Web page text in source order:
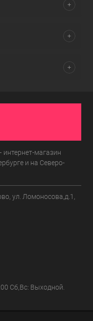
магазин
и на Северо-
ул. Ломоносова,д.1,
Сб,Вс: Выходной.